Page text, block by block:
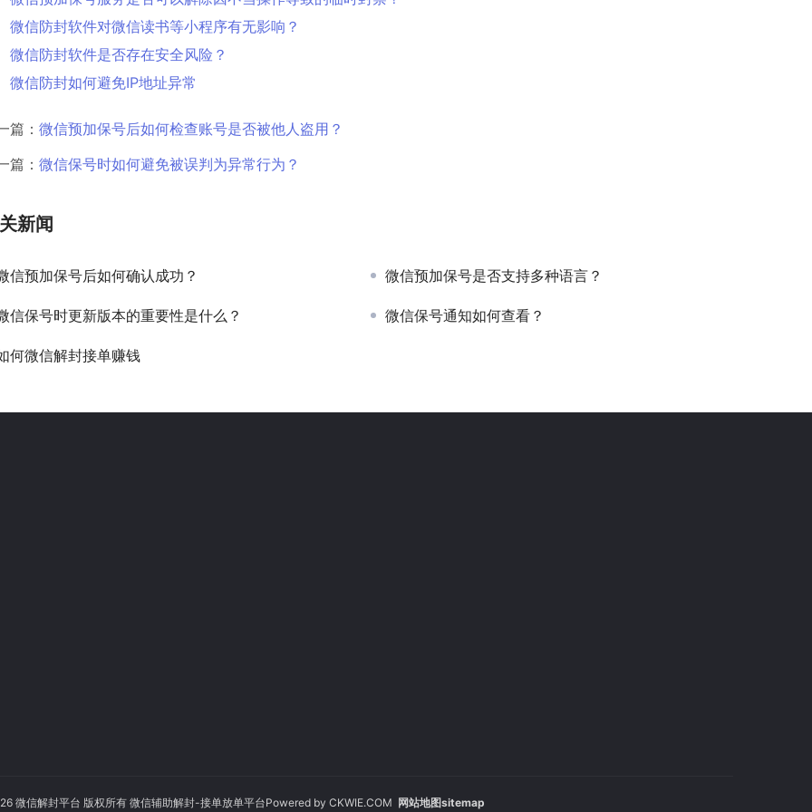
微信防封软件对微信读书等小程序有无影响？
微信防封软件是否存在安全风险？
微信防封如何避免IP地址异常
篇： 微信预加保号后如何检查账号是否被他人盗用？
篇： 微信保号时如何避免被误判为异常行为？
新闻
信预加保号后如何确认成功？ 微信预加保号是否支持多种语言？
信保号时更新版本的重要性是什么？ 微信保号通知如何查看？
何微信解封接单赚钱
微信解封平台 版权所有 微信辅助解封-接单放单平台Powered by CKWIE.COM 网站地图sitemap